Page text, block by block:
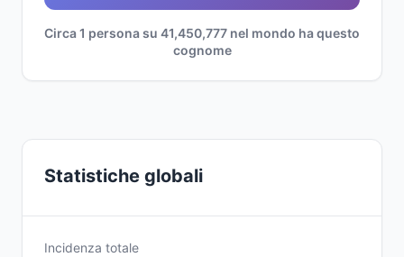
Circa 1 persona su 41,450,777 nel mondo ha questo
cognome
Statistiche globali
Incidenza totale